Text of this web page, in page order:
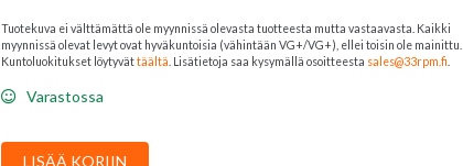
Tuotekuva ei välttämättä ole myynnissä olevasta tuotteesta mutta vastaavasta. Kaikki
myynnissä olevat levyt ovat hyväkuntoisia (vähintään VG+/VG+), ellei toisin ole mainittu.
Kuntoluokitukset löytyvättäältä. Lisätietoja saa kysymällä osoitteesta sales@33rpm.fi.
Varastossa
Steve
LISÄÄ KORIIN